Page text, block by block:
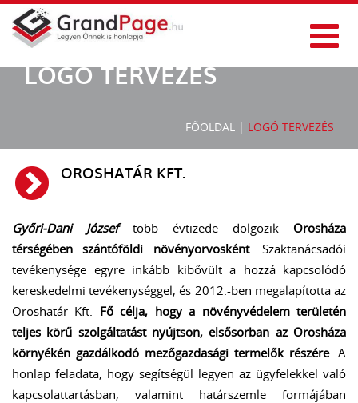
LOGÓ TERVEZÉS
FŐOLDAL | LOGÓ TERVEZÉS
OROSHATÁR KFT.
Győri-Dani Józseftöbb évtizede dolgozik Orosháza
térségében szántóföldi növényorvosként. Szaktanácsadói
tevékenysége egyre inkább kibővült a hozzá kapcsolódó
kereskedelmi tevékenységgel, és 2012.-ben megalapította az
Oroshatár Kft. Fő célja, hogy a növényvédelem területén
teljes körű szolgáltatást nyújtson, elsősorban az Orosháza
környékén gazdálkodó mezőgazdasági termelők részére. A
honlap feladata, hogy segítségül legyen az ügyfelekkel való
kapcsolattartásban, valamint határszemle formájában